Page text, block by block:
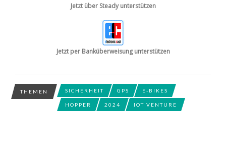
Jetzt über Steady unterstützen
Jetzt per Banküberweisung unterstützen
THEMEN SICHERHEIT GPS E-BIKES
HOPPER 2024 IOT VENTURE